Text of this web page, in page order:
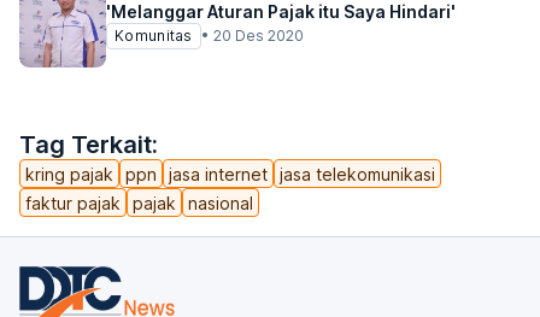
Tag Terkait:
kring pajak ppn jasa internet jasa telekomunikasi
faktur pajak
pajak nasional
'Melanggar Aturan Pajak itu Saya Hindari'
Komunitas • 20 Des 2020